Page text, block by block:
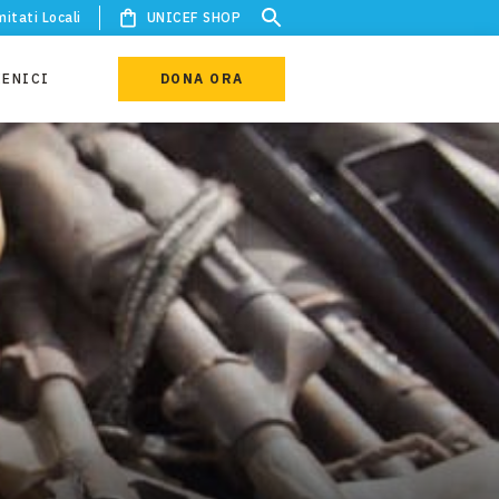
Locali UNICEF SHOP
DONA ORA